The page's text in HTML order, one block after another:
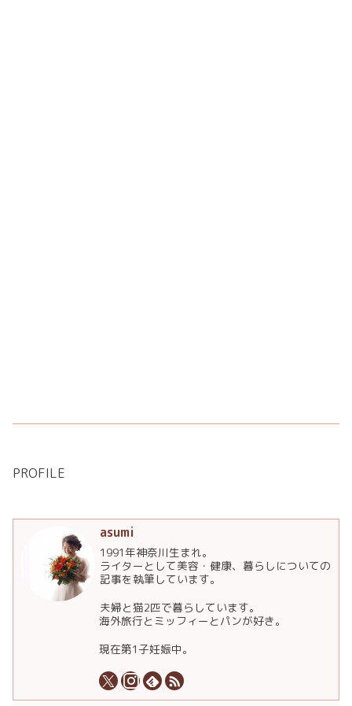
PROFILE
asumi
1991年神奈川生まれ。
ライターとして美容・健康、暮らしについての
記事を執筆しています。
夫婦と猫2匹で暮らしています。
海外旅行とミッフィーとパンが好き。
現在第1子妊娠中。